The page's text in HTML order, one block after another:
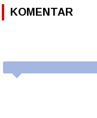
KOMENTAR